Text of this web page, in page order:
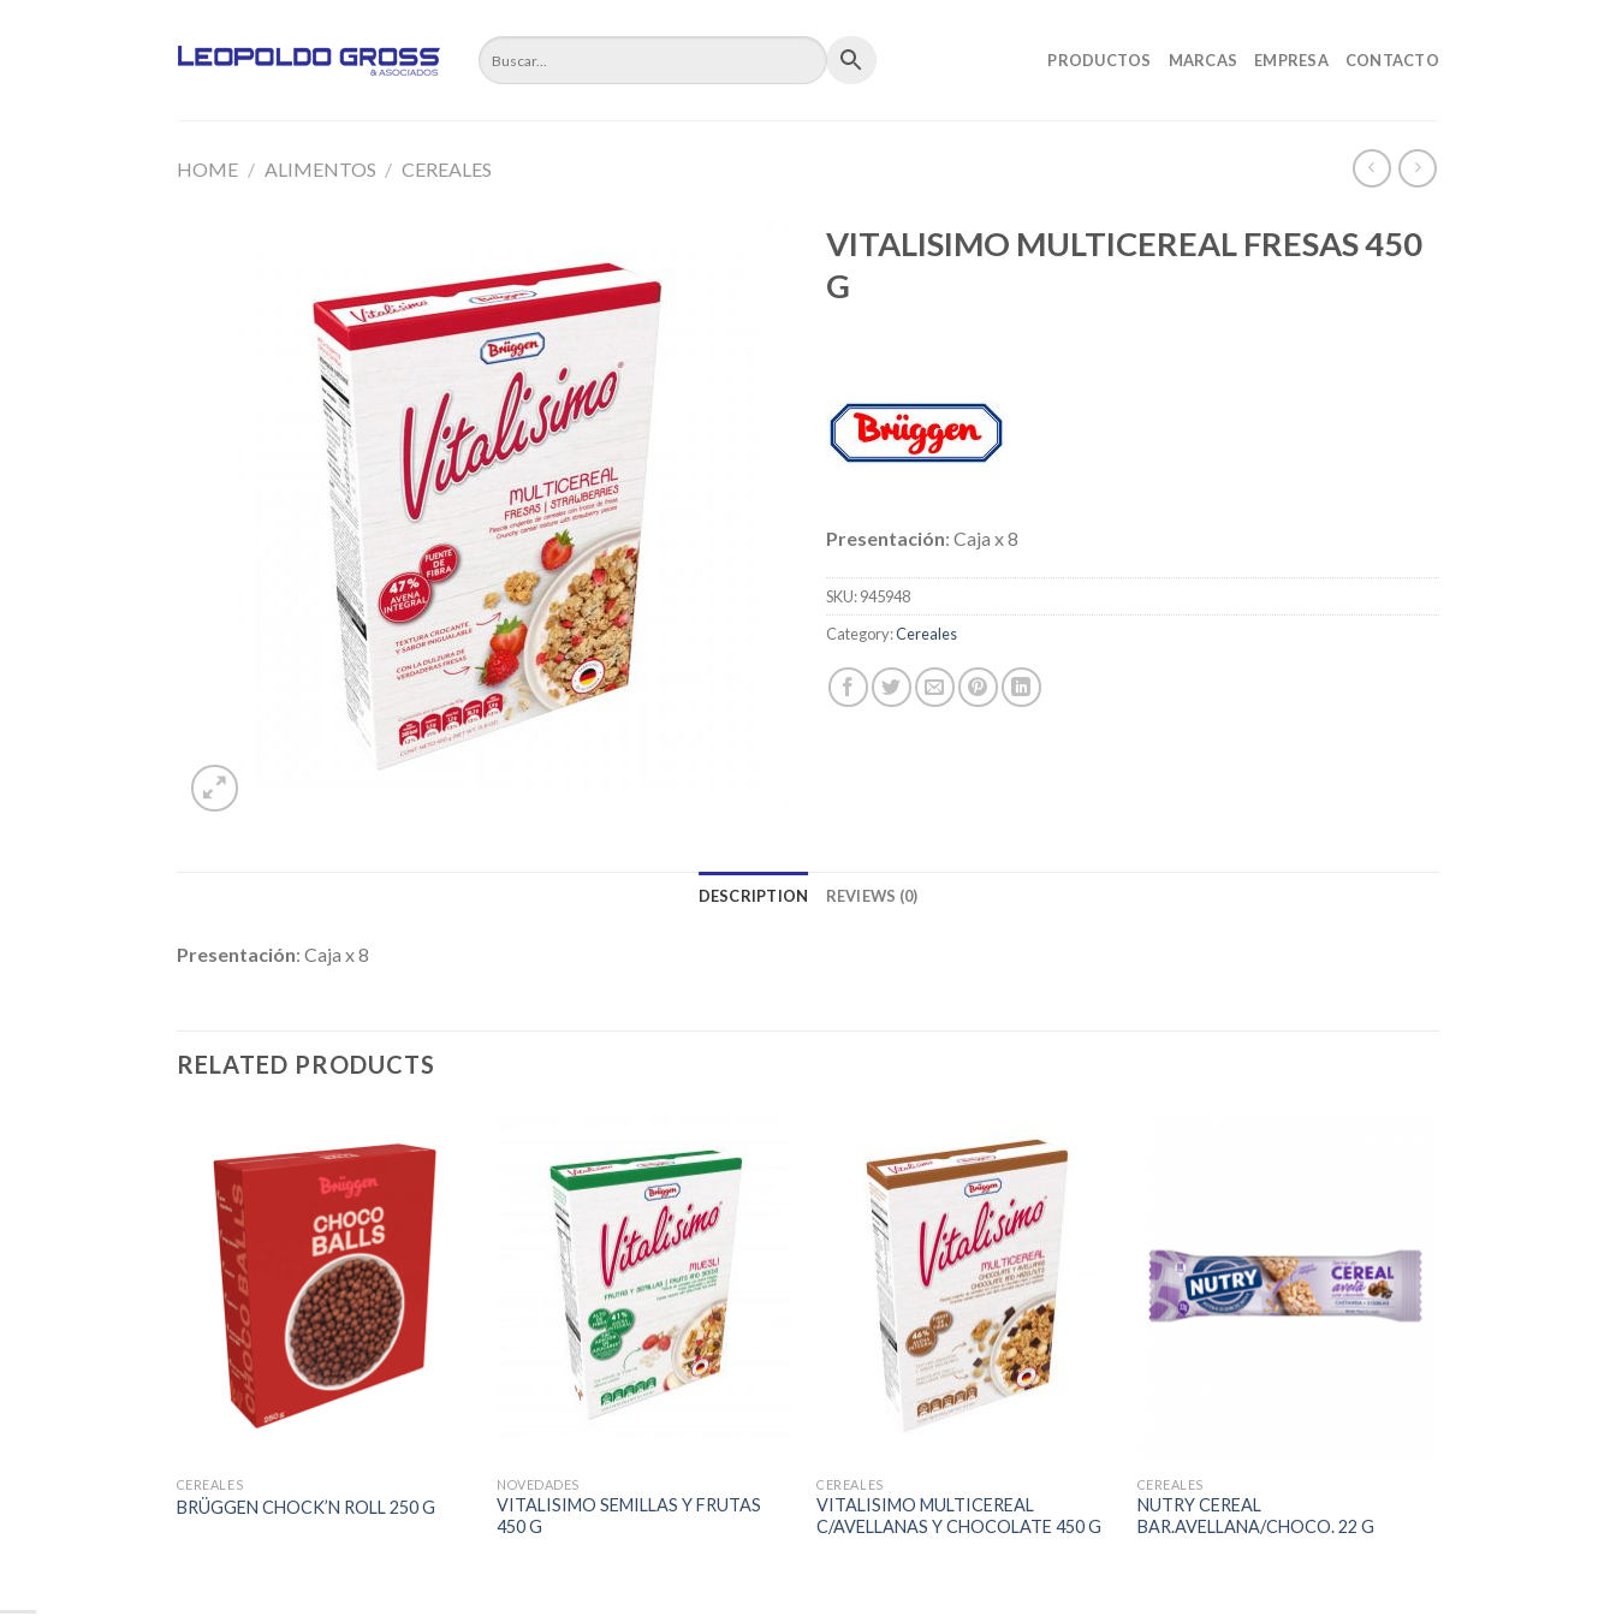
PRODUCTOS MARCAS EMPRESA CONTACTO
HOME / ALIMENTOS / CEREALES
VITALISIMO MULTICEREAL FRESAS 450
G
Presentación: Caja x 8
SKU:945948
Category:Cereales
DESCRIPTION REVIEWS (0)
Presentación: Caja x 8
RELATED PRODUCTS
CEREALES
BRÜGGEN CHOCK’N ROLL 250 G
NOVEDADES
VITALISIMO SEMILLAS Y FRUTAS
450 G
CEREALES
VITALISIMO MULTICEREAL
C/AVELLANAS Y CHOCOLATE 450 G
CEREALES
NUTRY CEREAL
BAR.AVELLANA/CHOCO. 22 G